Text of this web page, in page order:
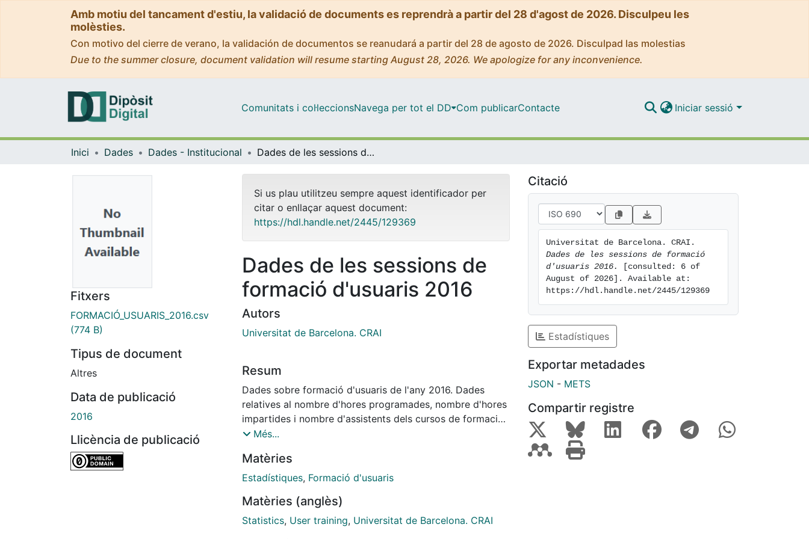
Amb motiu del tancament d'estiu, la validació de documents es reprendrà a partir del 28 d'agost de 2026. Disculpeu les
molèsties.
Con motivo del cierre de verano, la validación de documentos se reanudará a partir del 28 de agosto de 2026. Disculpad las molestias
Due to the summer closure, document validation will resume starting August 28, 2026. We apologize for any inconvenience.
Comunitats i col·leccionsNavega per tot el DD Com publicarContacte Iniciar sessió
Inici Dades Dades - Institucional Dades de les sessions de formació d'usuaris 2016
Fitxers
FORMACIÓ_USUARIS_2016.csv
(774 B)
Tipus de document
Altres
Data de publicació
2016
Llicència de publicació
Si us plau utilitzeu sempre aquest identificador per
citar o enllaçar aquest document:
https://hdl.handle.net/2445/129369
Dades de les sessions de
formació d'usuaris 2016
Autors
Universitat de Barcelona. CRAI
Resum
Dades sobre formació d'usuaris de l'any 2016. Dades
relatives al nombre d'hores programades, nombre d'hores
impartides i nombre d'assistents dels cursos de formació
a mida, formació programada i formació reglada als CRAI
Més...
Matèries
Estadístiques, Formació d'usuaris
Matèries (anglès)
Statistics, User training, Universitat de Barcelona. CRAI
Citació
Dades de les sessions de formació
d'usuaris 2016.
[consulted: 6 of
August of 2026]. Available at:
https://hdl.handle.net/2445/129369
Estadístiques
Exportar metadades
JSON - METS
Compartir registre